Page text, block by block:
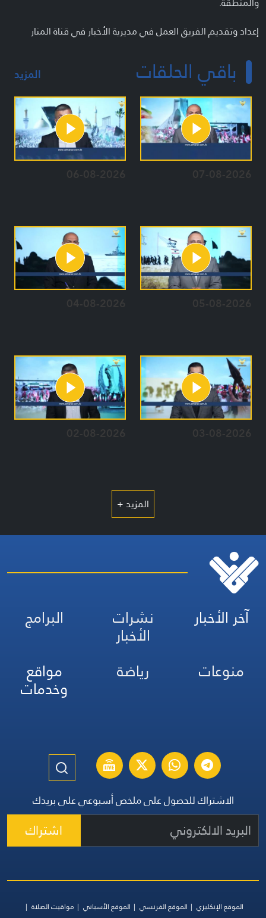
إعداد وتقديم الفريق العمل في مديرية الأخبار في قناة المنار
باقي الحلقات المزيد
07-08-2026
06-08-2026
05-08-2026
04-08-2026
03-08-2026
02-08-2026
المزيد +
آخر الأخبار نشرات
الأخبار
البرامج
منوعات
رياضة مواقع
وخدمات
الاشتراك للحصول على ملخص أسبوعي على بريدك
اشتراك
الموقع الإنكليزي الموقع الفرنسي الموقع الأسباني
مواقيت الصلاة